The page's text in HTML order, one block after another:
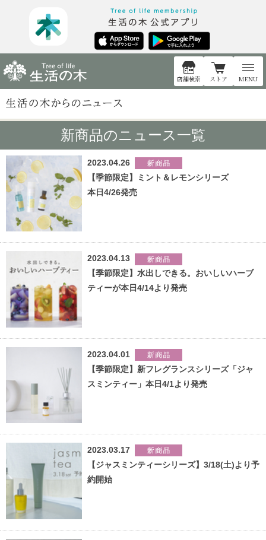
店舗検索 ストア MENU
新商品のニュース一覧
2023.04.26
【季節限定】ミント＆レモンシリーズ
本日4/26発売
2023.04.13
【季節限定】水出しできる。おいしいハーブ
ティーが本日4/14より発売
2023.04.01
【季節限定】新フレグランスシリーズ「ジャ
スミンティー」本日4/1より発売
2023.03.17
【ジャスミンティーシリーズ】3/18(土)より予
約開始